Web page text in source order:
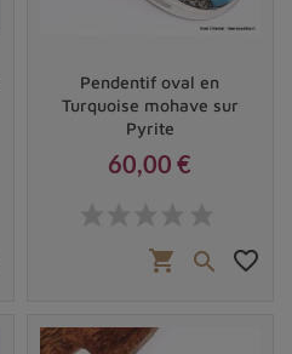
Pendentif oval en
Turquoise mohave sur
Pyrite
60,00 €
shopping_cart  favorite_border